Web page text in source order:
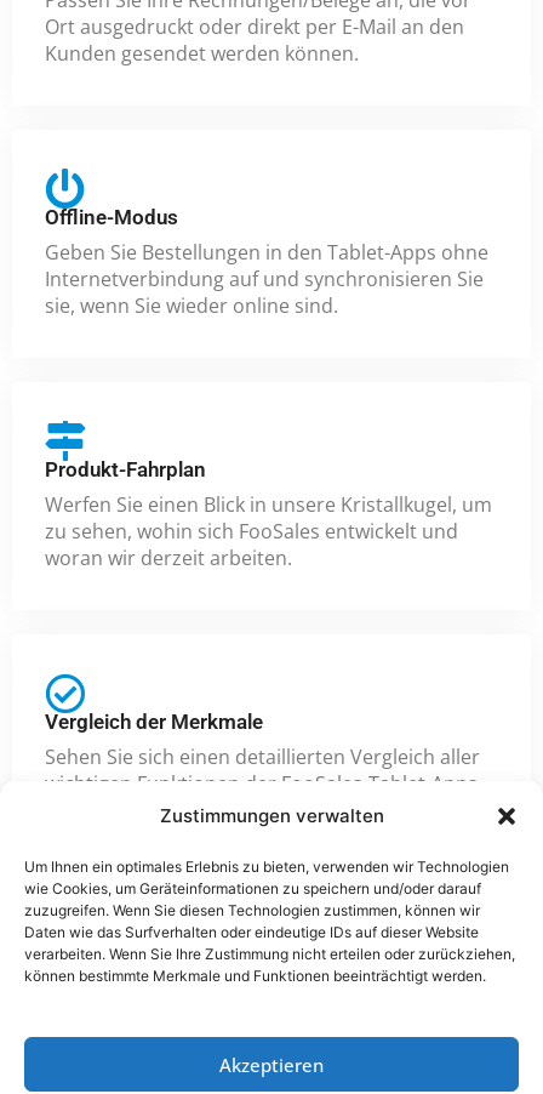
Zustimmungen verwalten
Um Ihnen ein optimales Erlebnis zu bieten, verwenden wir Technologien
wie Cookies, um Geräteinformationen zu speichern und/oder darauf
zuzugreifen. Wenn Sie diesen Technologien zustimmen, können wir
Daten wie das Surfverhalten oder eindeutige IDs auf dieser Website
verarbeiten. Wenn Sie Ihre Zustimmung nicht erteilen oder zurückziehen,
können bestimmte Merkmale und Funktionen beeinträchtigt werden.
Akzeptieren
Ort ausgedruckt oder direkt per E-Mail an den
Kunden gesendet werden können.
Offline-Modus
Geben Sie Bestellungen in den Tablet-Apps ohne
Internetverbindung auf und synchronisieren Sie
sie, wenn Sie wieder online sind.
Produkt-Fahrplan
Werfen Sie einen Blick in unsere Kristallkugel, um
zu sehen, wohin sich FooSales entwickelt und
woran wir derzeit arbeiten.
Vergleich der Merkmale
Sehen Sie sich einen detaillierten Vergleich aller
wichtigen Funktionen der FooSales-Tablet-Apps
und der Web-Version an.
Erklärung zum Datenschutz|Plugin-
Datenschutzrichtlinie|Bedingungen und Konditionen